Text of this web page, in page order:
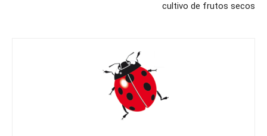
cultivo de frutos secos